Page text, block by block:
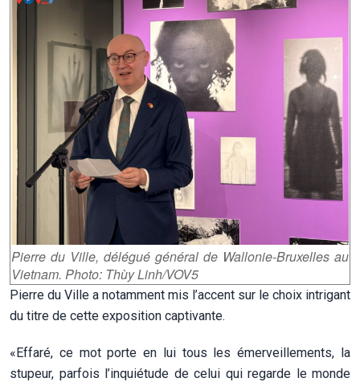
Pierre du Ville, délégué général de Wallonie-Bruxelles au
Vietnam. Photo: Thùy Linh/VOV5
Pierre du Ville a notamment mis l’accent sur le choix intrigant
du titre de cette exposition captivante.
«Effaré, ce mot porte en lui tous les émerveillements, la
stupeur, parfois l’inquiétude de celui qui regarde le monde